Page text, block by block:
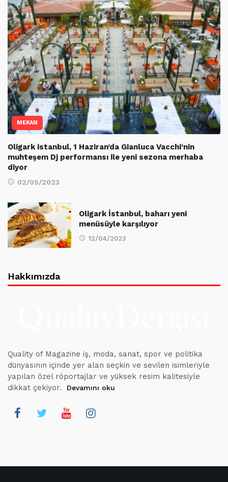
MEKAN
Oligark istanbul, 1 Haziran’da Gianluca Vacchi’nin
muhteşem Dj performansı ile yeni sezona merhaba
diyor
02/05/2023
Oligark İstanbul, baharı yeni
menüsüyle karşılıyor
12/04/2023
Hakkımızda
Quality of Magazine iş, moda, sanat, spor ve politika
dünyasının içinde yer alan seçkin ve sevilen isimleriyle
yapılan özel röportajlar ve yüksek resim kalitesiyle
dikkat çekiyor.
Devamını oku